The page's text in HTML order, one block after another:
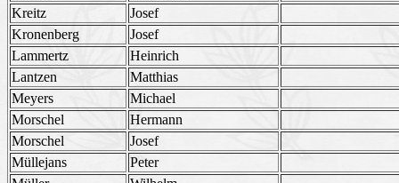
Kreitz
Josef
Kronenberg
Josef
Lammertz
Heinrich
Lantzen
Matthias
Meyers
Michael
Morschel
Hermann
Morschel
Josef
Müllejans
Peter